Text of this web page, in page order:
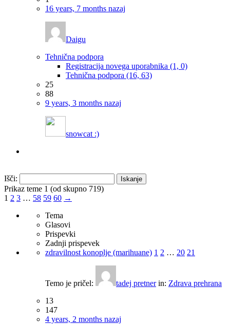
16 years, 7 months nazaj
Daigu
Tehnična podpora
Registracija novega uporabnika (1, 0)
Tehnična podpora (16, 63)
25
88
9 years, 3 months nazaj
snowcat :)
Išči:
Prikaz teme 1 (od skupno 719)
1 2 3 … 58 59 60 →
Tema
Glasovi
Prispevki
Zadnji prispevek
zdravilnost konoplje (marihuane) 1 2 … 20 21
Temo je pričel: tadej pretner in: Zdrava prehrana
13
147
4 years, 2 months nazaj